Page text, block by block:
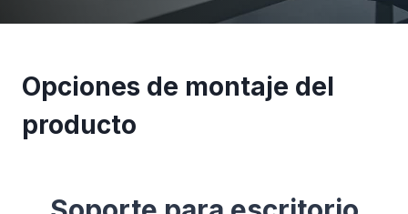
Opciones de montaje del
producto